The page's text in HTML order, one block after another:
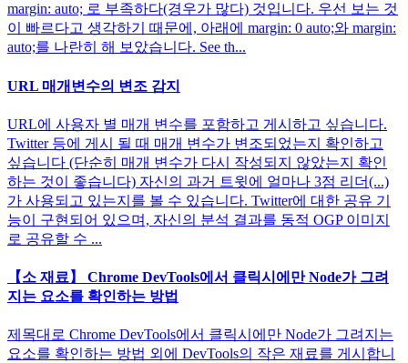
margin: auto; 로 부족하다(경우가 많다) 것입니다. 우선 보는 것
이 빠르다고 생각하기 때문에, 아래에 margin: 0 auto;와 margin:
auto;를 나란히 해 보았습니다. See th...
URL 매개변수의 변조 감지
URL에 사용자 별 매개 변수를 포함하고 게시하고 싶습니다.
Twitter 등에 게시 될 때 매개 변수가 변조되었는지 확인하고
싶습니다 (단순히 매개 변수가 다시 작성되지 않았는지 확인
하는 것이 좋습니다) 자신의 과거 트윗에 얼마나 3점 리더(...)
가 사용되고 있는지를 볼 수 있습니다. Twitter에 대한 공유 기
능이 구현되어 있으며, 자신의 분석 결과를 동적 OGP 이미지
로 공유할 수 ...
【소 재료】 ​​Chrome DevTools에서 클릭시에만 Node가 그려
지는 요소를 확인하는 방법
제목대로 Chrome DevTools에서 클릭시에만 Node가 그려지는
요소를 확인하는 방법 외에 DevTools의 작은 재료를 게시합니